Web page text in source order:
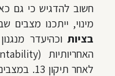
חשוב להדגיש כי גם
מינוי, ייתכנו מצבים
בציות וכהיעדר